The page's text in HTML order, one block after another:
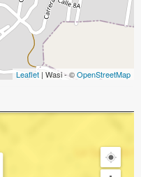
Leaflet | Wasi - ©OpenStreetMap